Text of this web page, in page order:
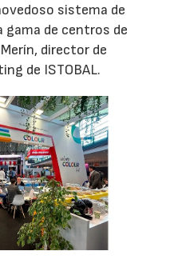
sistema de
gama de centros de
director de
de ISTOBAL.